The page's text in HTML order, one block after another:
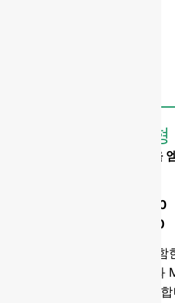
맞춤
로고 또는 맞춤형 모양을
$4,500
$7,000
샘플 및 국제 배송을 포
당사의 금형 개봉 비용과
업체보다 평균 5배 저렴